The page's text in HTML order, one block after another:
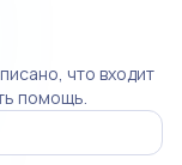
что входит
помощь.